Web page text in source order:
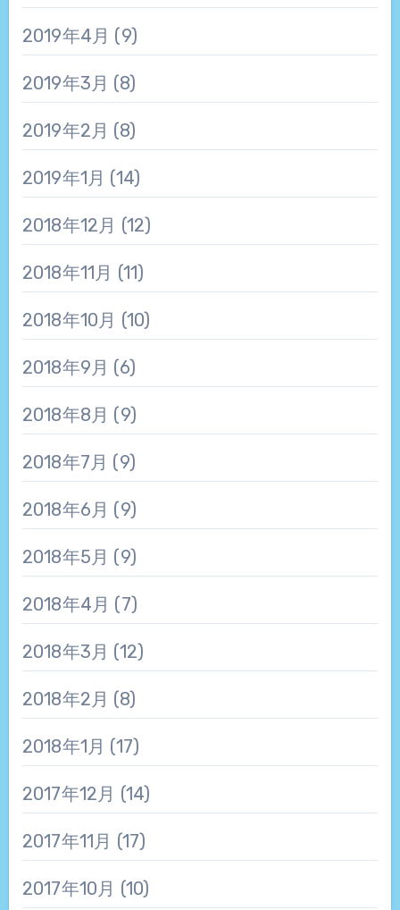
2019年4月 (9)
2019年3月 (8)
2019年2月 (8)
2019年1月 (14)
2018年12月 (12)
2018年11月 (11)
2018年10月 (10)
2018年9月 (6)
2018年8月 (9)
2018年7月 (9)
2018年6月 (9)
2018年5月 (9)
2018年4月 (7)
2018年3月 (12)
2018年2月 (8)
2018年1月 (17)
2017年12月 (14)
2017年11月 (17)
2017年10月 (10)